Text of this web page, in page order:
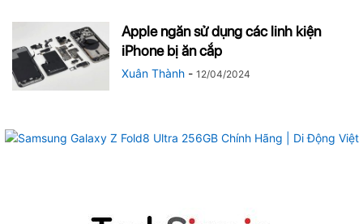
Apple ngăn sử dụng các linh kiện
iPhone bị ăn cắp
Xuân Thành - 12/04/2024